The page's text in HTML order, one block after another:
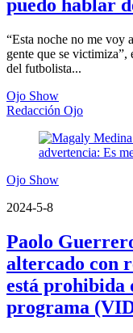
puedo hablar
“Esta noche no me voy
gente que se victimiza”,
del futbolista...
Ojo Show
Redacción Ojo
Ojo Show
2024-5-8
Paolo
altercado con
está prohibida
programa